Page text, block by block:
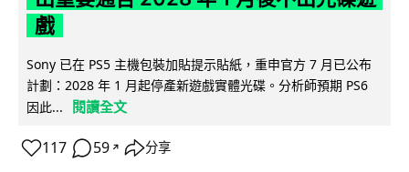
戲
Sony 已在 PS5 主機包裝加貼提示貼紙，重申官方 7 月已公布
計劃：2028 年 1 月起停產新遊戲實體光碟。分析師預期 PS6
因此...
閱讀全文
117 59 ↗ 分享